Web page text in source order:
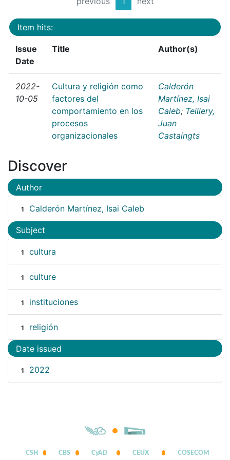
Item hits:
Issue
Date
Title Author(s)
2022-
10-05
Cultura y religión como
factores del
comportamiento en los
procesos
organizacionales
Calderón
Martínez, Isai
Caleb; Teillery,
Juan
Castaingts
Discover
Author
1 Calderón Martínez, Isai Caleb
Subject
1 cultura
1 culture
1 instituciones
1 religión
Date issued
1 2022
CSH CBS CyAD CEUX COSECOM